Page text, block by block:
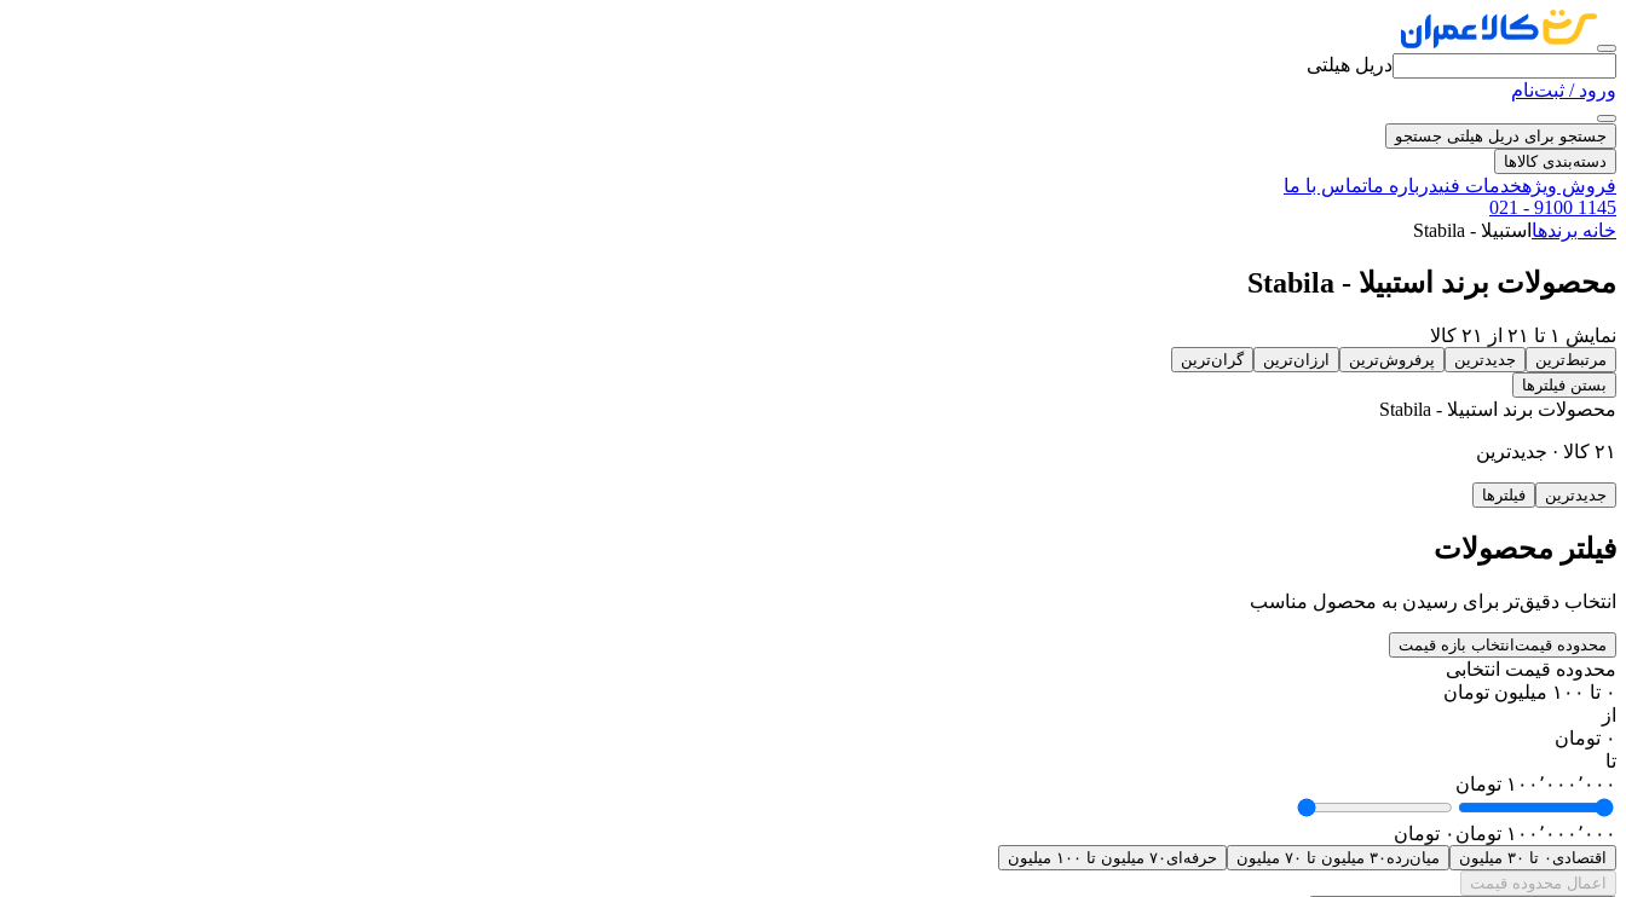
دریل هیلتی
ورود / ثبت‌نام
جستجو برای دریل هیلتی جستجو
دسته‌بندی کالاها
فروش ویژهخدمات فنیدرباره ماتماس با ما
021 - 9100 1145
خانه برندها استبیلا - Stabila
محصولات برند استبیلا - Stabila
نمایش ۱ تا ۲۱ از ۲۱ کالا
مرتبط‌ترین جدیدترین پرفروش‌ترین ارزان‌ترین
گران‌ترین
بستن فیلترها
محصولات برند استبیلا - Stabila
۲۱ کالا · جدیدترین
جدیدترین فیلترها
فیلتر محصولات
انتخاب دقیق‌تر برای رسیدن به محصول مناسب
محدوده قیمتانتخاب بازه قیمت
محدوده قیمت انتخابی
۰ تا ۱۰۰ میلیون تومان
از
۰ تومان
تا
۱۰۰٬۰۰۰٬۰۰۰ تومان
۱۰۰٬۰۰۰٬۰۰۰ تومان ۰ تومان
اقتصادی ۰ تا ۳۰ میلیون میان‌رده ۳۰ میلیون تا ۷۰ میلیون حرفه‌ای ۷۰ میلیون تا ۱۰۰ میلیون
اعمال محدوده قیمت